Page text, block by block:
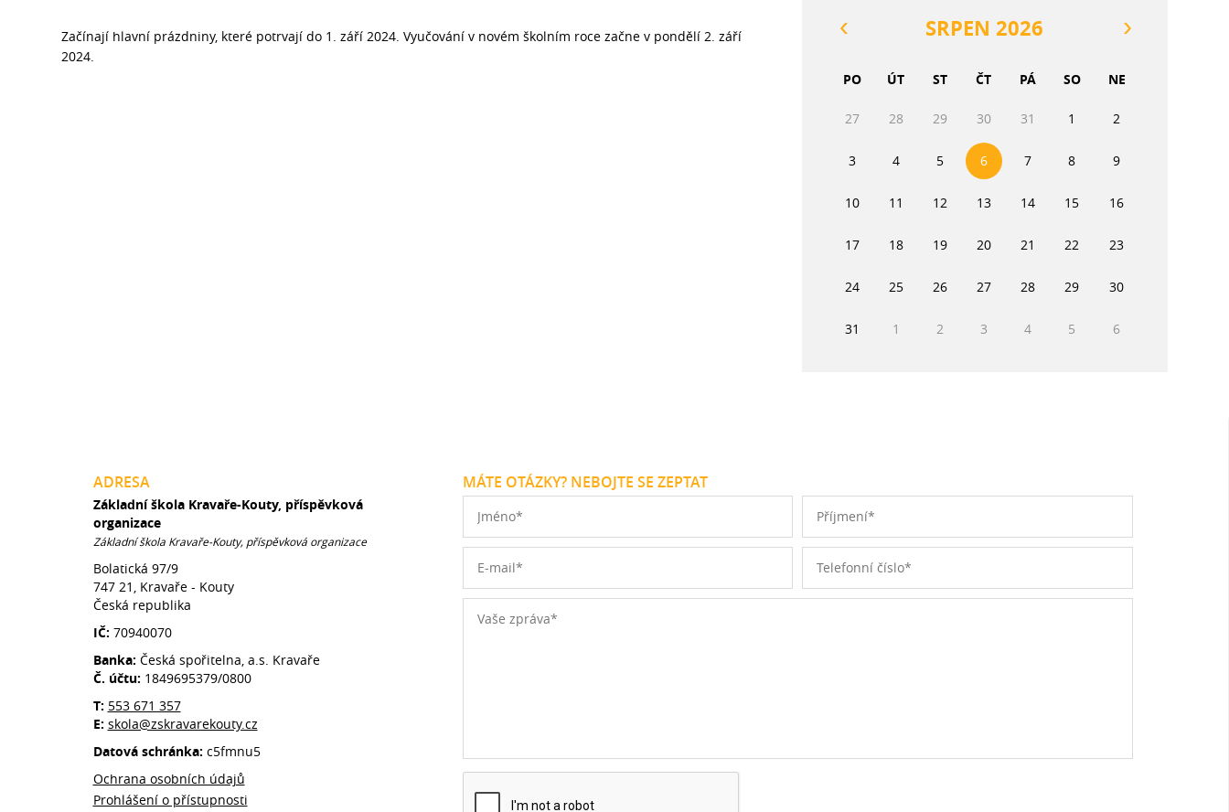
Začínají hlavní prázdniny, které potrvají do 1. září 2024. Vyučování v novém školním roce začne v pondělí 2. září
2024.
SRPEN 2026
PO ÚT ST ČT PÁ SO NE
27 28 29 30 31 1 2
3 4 5 6 7 8 9
10 11 12 13 14 15 16
17 18 19 20 21 22 23
24 25 26 27 28 29 30
31 1 2 3 4 5 6
ADRESA
Základní škola Kravaře-Kouty, příspěvková
organizace
Základní škola Kravaře-Kouty, příspěvková organizace
Bolatická 97/9
747 21, Kravaře - Kouty
Česká republika
IČ: 70940070
Banka: Česká spořitelna, a.s. Kravaře
Č. účtu: 1849695379/0800
T: 553 671 357
E: skola@zskravarekouty.cz
Datová schránka: c5fmnu5
Ochrana osobních údajů
Prohlášení o přístupnosti
MÁTE OTÁZKY? NEBOJTE SE ZEPTAT